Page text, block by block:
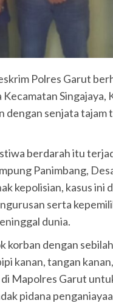
Polres Garut
Singajaya,
dengan senjata tajam
berdarah itu
Panimbang,
kepolisian, kasus ini
serta
dunia.
korban dengan
kanan, tangan
Mapolres Garut
pidana